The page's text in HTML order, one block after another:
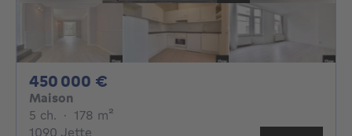
450 000 €
Maison
5 ch. 5 chambres
· 178 m²
1090 Jette